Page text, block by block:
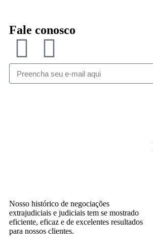
Fale conosco
Nosso histórico de negociações
extrajudiciais e judiciais tem se mostrado
eficiente, eficaz e de excelentes resultados
para nossos clientes.